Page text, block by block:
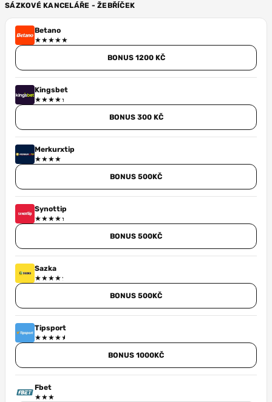
SÁZKOVÉ KANCELÁŘE - ŽEBŘÍČEK
Betano
BONUS 1200 KČ
Kingsbet
BONUS 300 KČ
Merkurxtip
BONUS 500KČ
Synottip
BONUS 500KČ
Sazka
BONUS 500KČ
Tipsport
BONUS 1000KČ
Fbet